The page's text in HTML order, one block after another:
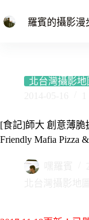
至
羅賓的攝影漫
北台灣攝影地
[食記]師大 創意薄脆
Friendly Mafia Pizza